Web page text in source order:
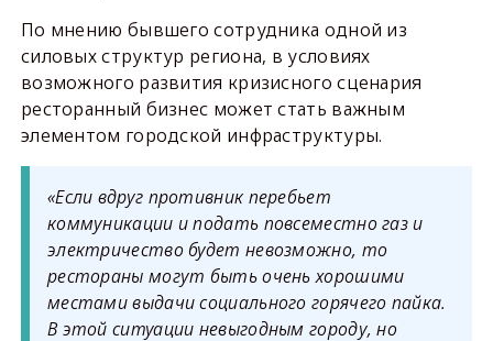
По мнению бывшего сотрудника одной из
силовых структур региона, в условиях
возможного развития кризисного сценария
ресторанный бизнес может стать важным
элементом городской инфраструктуры.
«Если вдруг противник перебьет
коммуникации и подать повсеместно газ и
электричество будет невозможно, то
рестораны могут быть очень хорошими
местами выдачи социального горячего пайка.
В этой ситуации невыгодным городу, но